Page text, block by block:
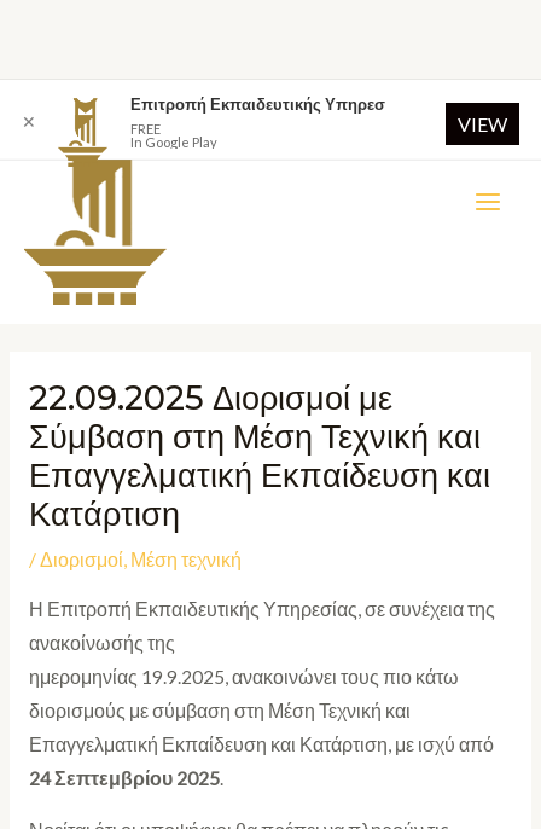
22.09.2025 Διορισμοί με
Σύμβαση στη Μέση Τεχνική και
Επαγγελματική Εκπαίδευση και
Κατάρτιση
/Διορισμοί, Μέση τεχνική
Η Επιτροπή Εκπαιδευτικής Υπηρεσίας, σε συνέχεια της
ανακοίνωσής της
ημερομηνίας 19.9.2025, ανακοινώνει τους πιο κάτω
διορισμούς με σύμβαση στη Μέση Τεχνική και
Επαγγελματική Εκπαίδευση και Κατάρτιση, με ισχύ από
24 Σεπτεμβρίου 2025.
✕
Επιτροπή Εκπαιδευτικής Υπηρεσ
FREE
In Google Play
VIEW